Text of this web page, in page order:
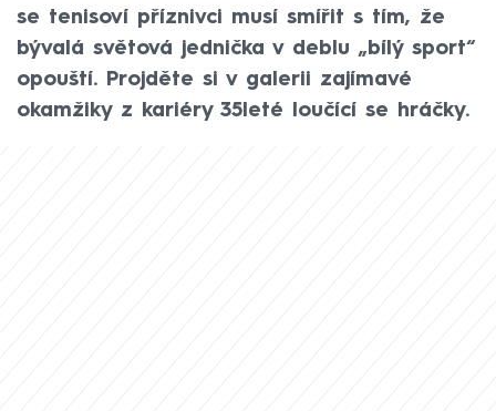
se tenisoví příznivci musí smířit s tím, že
bývalá světová jednička v deblu „bílý sport“
opouští. Projděte si v galerii zajímavé
okamžiky z kariéry 35leté loučící se hráčky.